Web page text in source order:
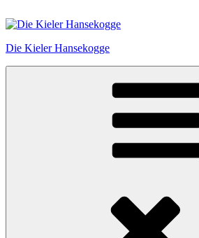
Inhalt
Die Kieler Hansekogge